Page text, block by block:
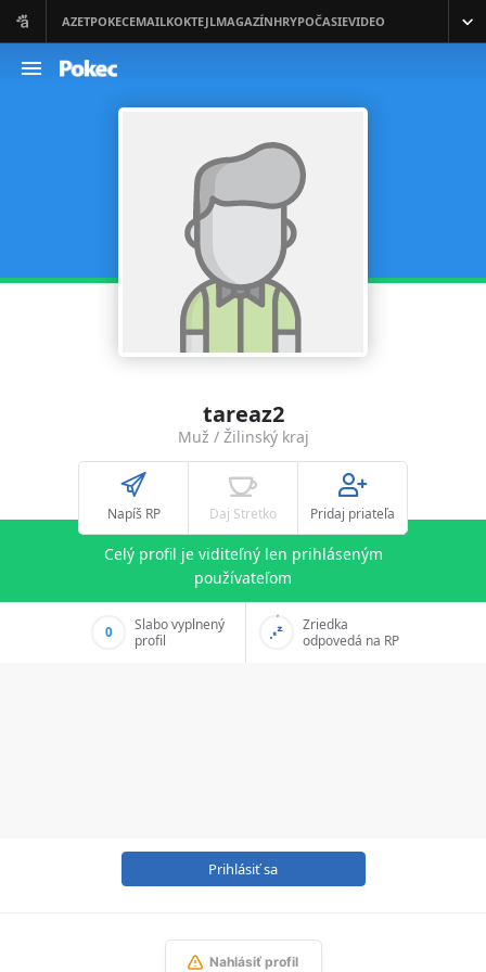
tareaz2
Muž / Žilinský kraj
Napíš RP Daj Stretko Pridaj priateľa
Celý profil je viditeľný len prihláseným
používateľom
0
Slabo vyplnený
profil
Zriedka
odpovedá na RP
Prihlásiť sa
Nahlásiť profil